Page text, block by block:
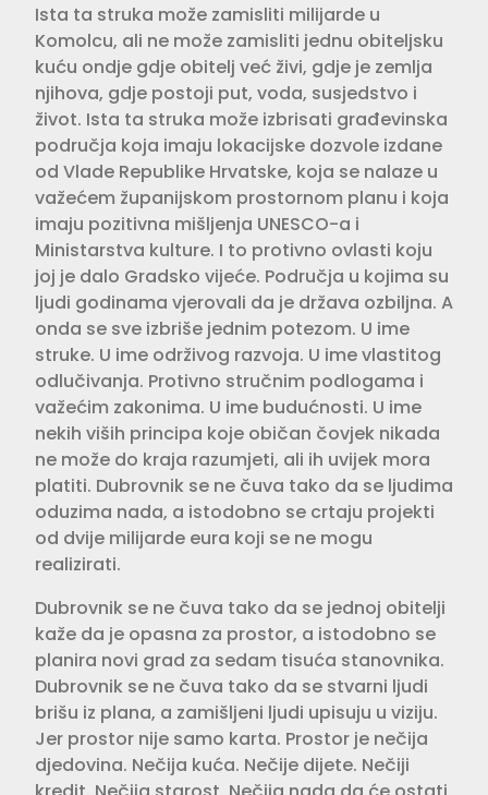
Ista ta struka može zamisliti milijarde u
Komolcu, ali ne može zamisliti jednu obiteljsku
kuću ondje gdje obitelj već živi, gdje je zemlja
njihova, gdje postoji put, voda, susjedstvo i
život. Ista ta struka može izbrisati građevinska
područja koja imaju lokacijske dozvole izdane
od Vlade Republike Hrvatske, koja se nalaze u
važećem županijskom prostornom planu i koja
imaju pozitivna mišljenja UNESCO-a i
Ministarstva kulture. I to protivno ovlasti koju
joj je dalo Gradsko vijeće. Područja u kojima su
ljudi godinama vjerovali da je država ozbiljna. A
onda se sve izbriše jednim potezom. U ime
struke. U ime održivog razvoja. U ime vlastitog
odlučivanja. Protivno stručnim podlogama i
važećim zakonima. U ime budućnosti. U ime
nekih viših principa koje običan čovjek nikada
ne može do kraja razumjeti, ali ih uvijek mora
platiti. Dubrovnik se ne čuva tako da se ljudima
oduzima nada, a istodobno se crtaju projekti
od dvije milijarde eura koji se ne mogu
realizirati.
Dubrovnik se ne čuva tako da se jednoj obitelji
kaže da je opasna za prostor, a istodobno se
planira novi grad za sedam tisuća stanovnika.
Dubrovnik se ne čuva tako da se stvarni ljudi
brišu iz plana, a zamišljeni ljudi upisuju u viziju.
Jer prostor nije samo karta. Prostor je nečija
djedovina. Nečija kuća. Nečije dijete. Nečiji